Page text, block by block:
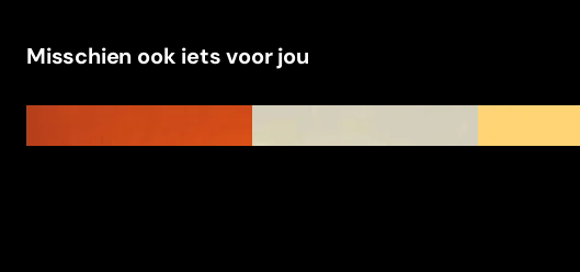
Misschien ook iets voor jou